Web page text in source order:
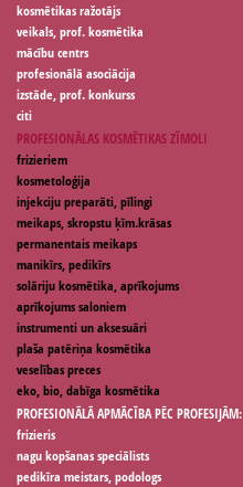
kosmētikas ražotājs
veikals, prof. kosmētika
mācību centrs
profesionālā asociācija
izstāde, prof. konkurss
citi
PROFESIONĀLAS KOSMĒTIKAS ZĪMOLI
frizieriem
kosmetoloģija
injekciju preparāti, pīlingi
meikaps, skropstu ķīm.krāsas
permanentais meikaps
manikīrs, pedikīrs
solāriju kosmētika, aprīkojums
aprīkojums saloniem
instrumenti un aksesuāri
plaša patēriņa kosmētika
veselības preces
eko, bio, dabīga kosmētika
PROFESIONĀLĀ APMĀCĪBA PĒC PROFESIJĀM:
frizieris
nagu kopšanas speciālists
pedikīra meistars, podologs